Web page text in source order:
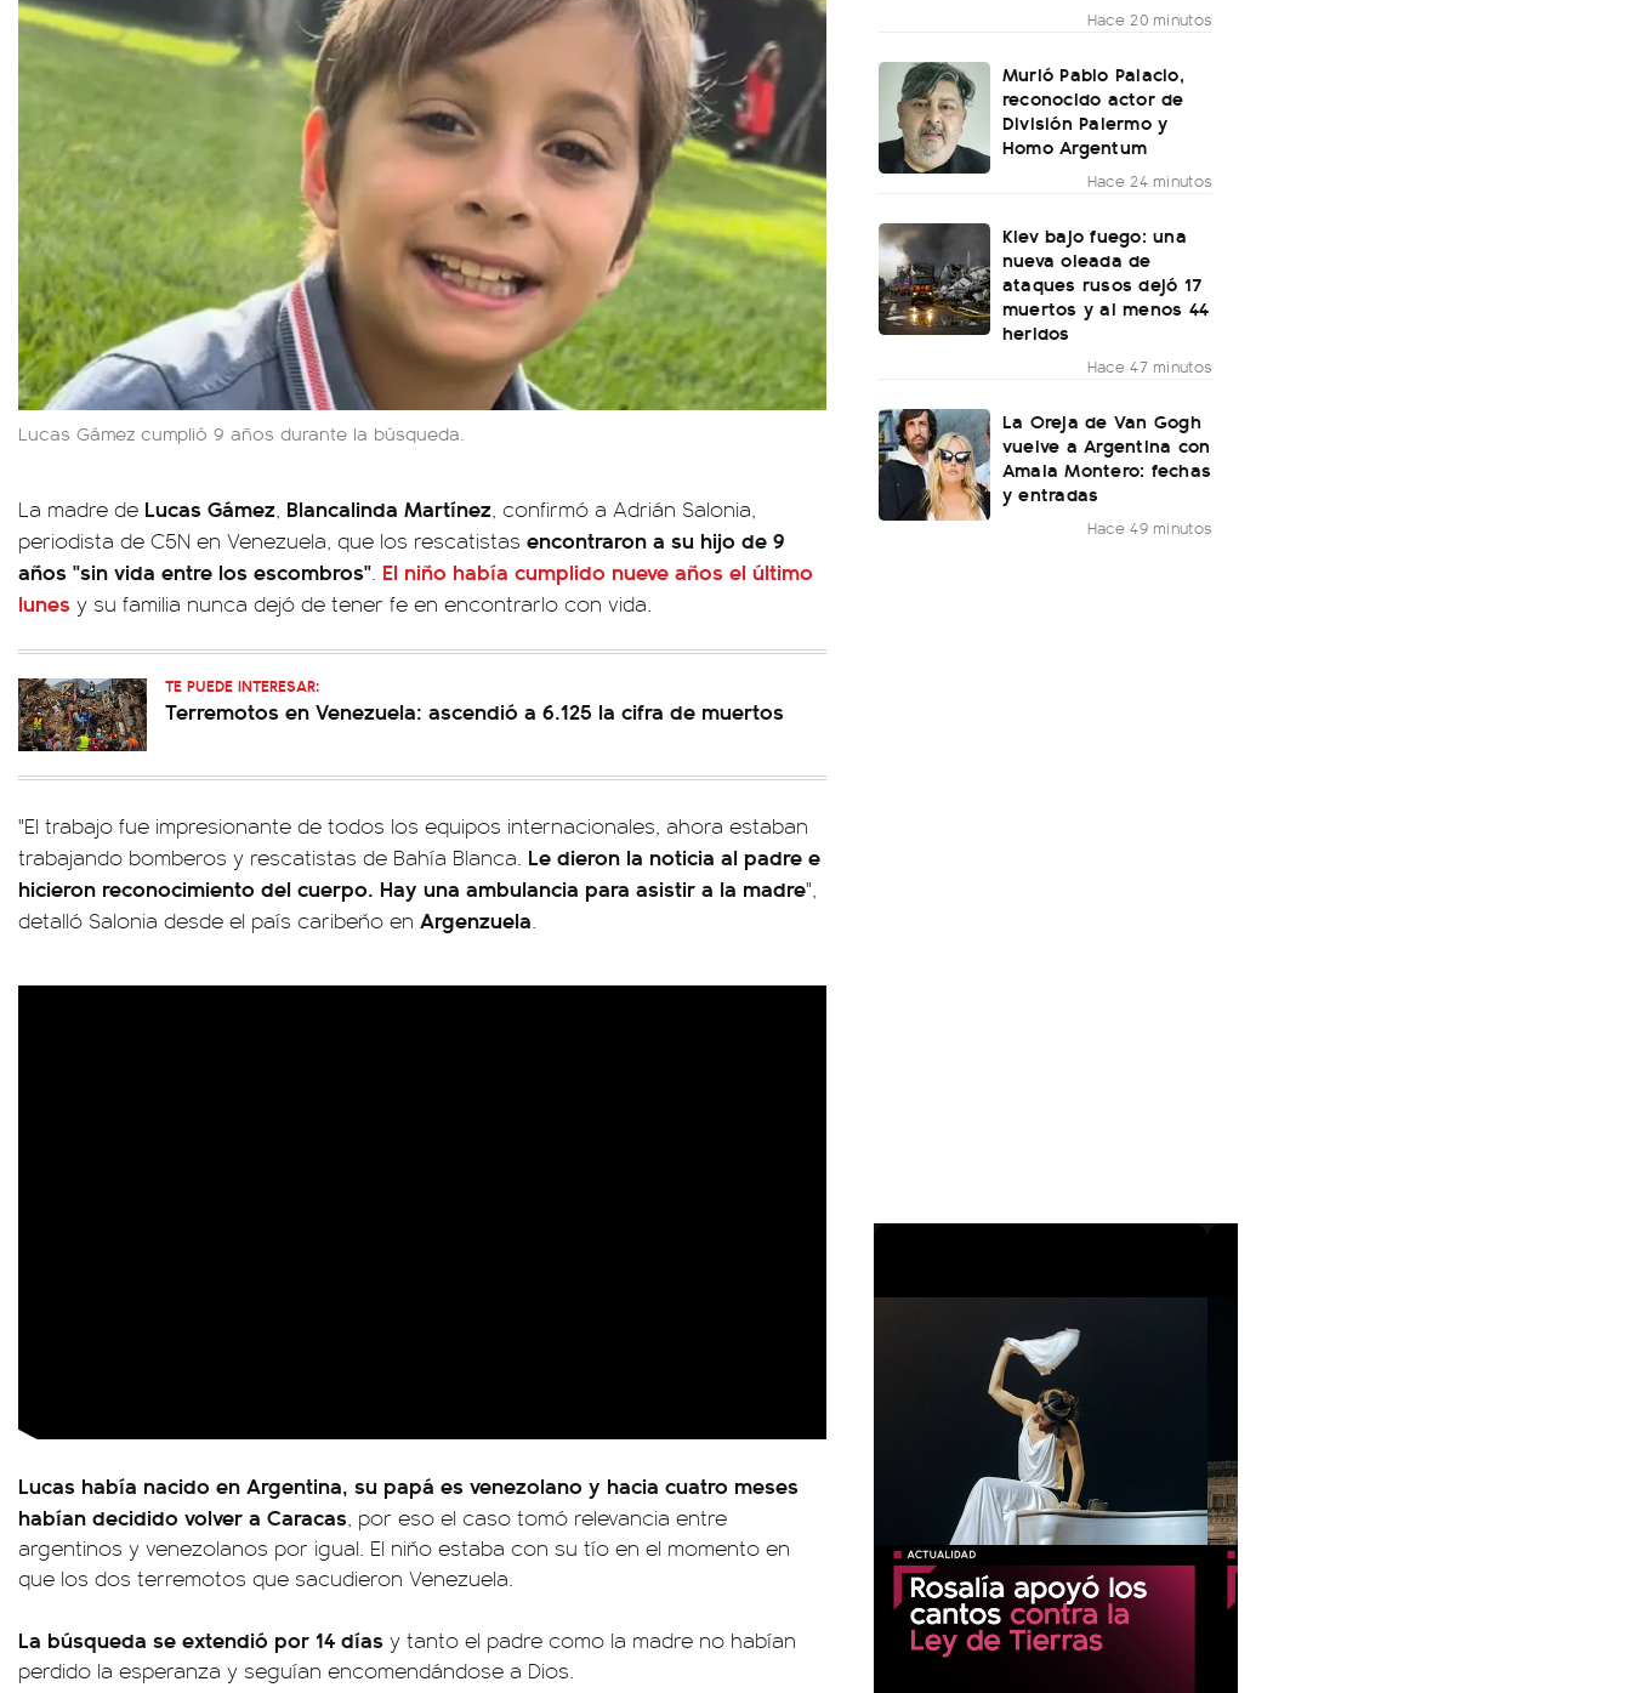
Lucas Gámez cumplió 9 años durante la búsqueda.
La madre de Lucas Gámez Blancalinda Martínez , confirmó a Adrián Salonia,
periodista de C5N en Venezuela, que los rescatistas encontraron a su hijo de 9
años "sin vida entre los escombros" El niño había cumplido nueve años el último
lunes y su familia nunca dejó de tener fe en encontrarlo con vida.
TE PUEDE INTERESAR:
Terremotos en Venezuela: ascendió a 6.125 la cifra de muertos
"El trabajo fue impresionante de todos los equipos internacionales, ahora estaban
trabajando bomberos y rescatistas de Bahía Blanca. Le dieron la noticia al padre e
hicieron reconocimiento del cuerpo. Hay una ambulancia para asistir a la madre",
detalló Salonia desde el país caribeño en Argenzuela
Lucas había nacido en Argentina, su papá es venezolano y hacia cuatro meses
habían decidido volver a Caracas, por eso el caso tomó relevancia entre
argentinos y venezolanos por igual. El niño estaba con su tío en el momento en
que los dos terremotos que sacudieron Venezuela.
La búsqueda se extendió por 14 días y tanto el padre como la madre no habían
perdido la esperanza y seguían encomendándose a Dios.
Hace 20 minutos
Murió Pablo Palacio,
reconocido actor de
División Palermo y
Homo Argentum
Hace 24 minutos
Kiev bajo fuego: una
nueva oleada de
ataques rusos dejó 17
muertos y al menos 44
heridos
Hace 47 minutos
La Oreja de Van Gogh
vuelve a Argentina con
Amaia Montero: fechas
y entradas
Hace 49 minutos